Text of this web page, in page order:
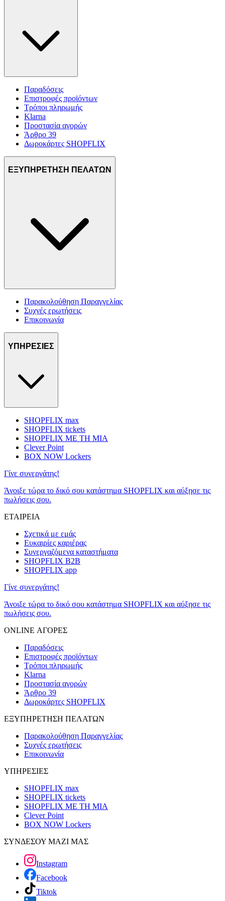
Παραδόσεις
Επιστροφές προϊόντων
Τρόποι πληρωμής
Klarna
Προστασία αγορών
Άρθρο 39
Δωροκάρτες SHOPFLIX
ΕΞΥΠΗΡΕΤΗΣΗ ΠΕΛΑΤΩΝ
Παρακολούθηση Παραγγελίας
Συχνές ερωτήσεις
Επικοινωνία
ΥΠΗΡΕΣΙΕΣ
SHOPFLIX max
SHOPFLIX tickets
SHOPFLIX ΜΕ ΤΗ ΜΙΑ
Clever Point
BOX NOW Lockers
Γίνε συνεργάτης!
Άνοιξε τώρα το δικό σου κατάστημα SHOPFLIX και αύξησε τις
πωλήσεις σου.
ΕΤΑΙΡΕΙΑ
Σχετικά με εμάς
Ευκαιρίες καριέρας
Συνεργαζόμενα καταστήματα
SHOPFLIX B2B
SHOPFLIX app
Γίνε συνεργάτης!
Άνοιξε τώρα το δικό σου κατάστημα SHOPFLIX και αύξησε τις
πωλήσεις σου.
ONLINE ΑΓΟΡΕΣ
Παραδόσεις
Επιστροφές προϊόντων
Τρόποι πληρωμής
Klarna
Προστασία αγορών
Άρθρο 39
Δωροκάρτες SHOPFLIX
ΕΞΥΠΗΡΕΤΗΣΗ ΠΕΛΑΤΩΝ
Παρακολούθηση Παραγγελίας
Συχνές ερωτήσεις
Επικοινωνία
ΥΠΗΡΕΣΙΕΣ
SHOPFLIX max
SHOPFLIX tickets
SHOPFLIX ΜΕ ΤΗ ΜΙΑ
Clever Point
BOX NOW Lockers
ΣΥΝΔΕΣΟΥ ΜΑΖΙ ΜΑΣ
Instagram
Facebook
Tiktok